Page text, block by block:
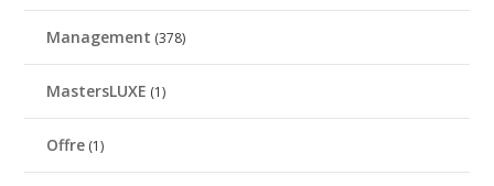
Management (378)
MastersLUXE (1)
Offre (1)